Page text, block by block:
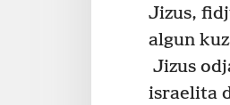
Jizus,
algun
Jizus
israelita